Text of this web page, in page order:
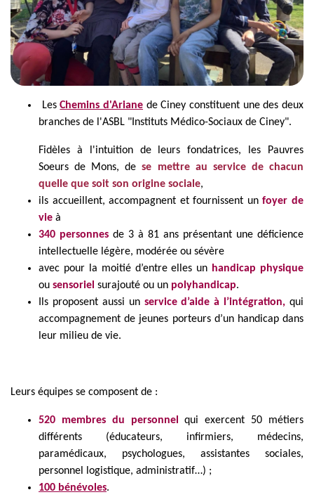
LesChemins d'Ariane de Ciney constituent une des deux
branches de l'ASBL "Instituts Médico-Sociaux de Ciney".
Fidèles à l'intuition de leurs fondatrices, les Pauvres
Soeurs de Mons, dese mettre au service de chacun
quelle que soit son origine sociale,
ils accueillent, accompagnent et fournissent unfoyer de
vie à
340 personnes de 3 à 81 ans présentant une déficience
intellectuelle légère, modérée ou sévère
avec pour la moitié d’entre elles un handicap physique
ou sensoriel surajouté ou un polyhandicap.
Ils proposent aussi un service d’aide à l’intégration, qui
accompagnement de jeunes porteurs d’un handicap dans
leur milieu de vie.
Leurs équipes se composent de :
520 membres du personnel
qui exercent 50 métiers
différents (éducateurs, infirmiers, médecins,
paramédicaux, psychologues, assistantes sociales,
personnel logistique, administratif…) ;
100 bénévoles.